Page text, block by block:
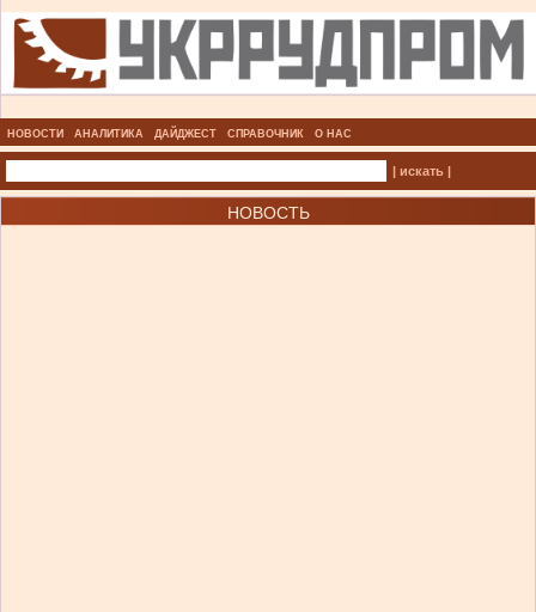
НОВОСТИ АНАЛИТИКА ДАЙДЖЕСТ СПРАВОЧНИК О НАС
| искать |
НОВОСТЬ